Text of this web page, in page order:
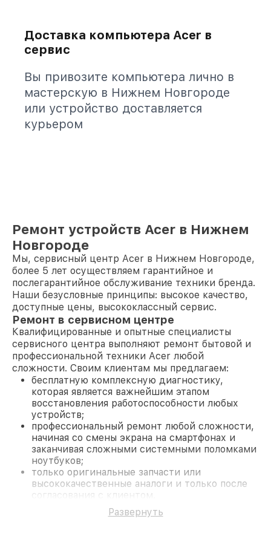
Доставка компьютера Acer в
сервис
Вы привозите компьютера лично в
мастерскую в Нижнем Новгороде
или устройство доставляется
курьером
Ремонт устройств Acer в Нижнем
Новгороде
Мы, сервисный центр Acer в Нижнем Новгороде,
более 5 лет осуществляем гарантийное и
послегарантийное обслуживание техники бренда.
Наши безусловные принципы: высокое качество,
доступные цены, высококлассный сервис.
Ремонт в сервисном центре
Квалифицированные и опытные специалисты
сервисного центра выполняют ремонт бытовой и
профессиональной техники Acer любой
сложности. Своим клиентам мы предлагаем:
бесплатную комплексную диагностику,
которая является важнейшим этапом
восстановления работоспособности любых
устройств;
профессиональный ремонт любой сложности,
начиная со смены экрана на смартфонах и
заканчивая сложными системными поломками
ноутбуков;
только оригинальные запчасти или
высококачественные аналоги и только после
согласования с клиентом.
На все работы и замененные комплектующие
предоставляется длительная гарантия. В случае
Развернуть